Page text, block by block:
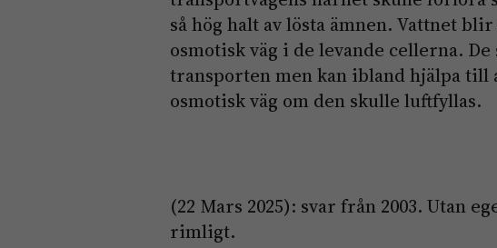
så hög halt av lösta ämnen. Vattnet
osmotisk väg i de levande cellerna.
transporten men kan ibland hjälpa till
osmotisk väg om den skulle luftfyllas.
(22 Mars 2025): svar från 2003. Utan
rimligt.